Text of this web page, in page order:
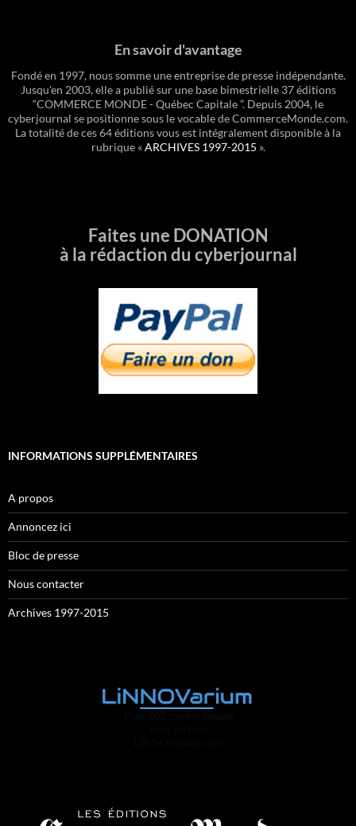
En savoir d'avantage
Fondé en 1997, nous somme une entreprise de presse indépendante.
Jusqu'en 2003, elle a publié sur une base bimestrielle 37 éditions
“COMMERCE MONDE - Québec Capitale ”. Depuis 2004, le
cyberjournal se positionne sous le vocable de CommerceMonde.com.
La totalité de ces 64 éditions vous est intégralement disponible à la
rubrique «ARCHIVES 1997-2015 ».
Faites une DONATION
à la rédaction du cyberjournal
INFORMATIONS SUPPLÉMENTAIRES
A propos
Annoncez ici
Bloc de presse
Nous contacter
Archives 1997-2015